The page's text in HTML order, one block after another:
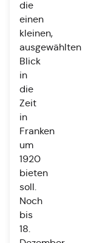
die
einen
kleinen,
ausgewählten
Blick
in
die
Zeit
in
Franken
um
1920
bieten
soll.
Noch
bis
18.